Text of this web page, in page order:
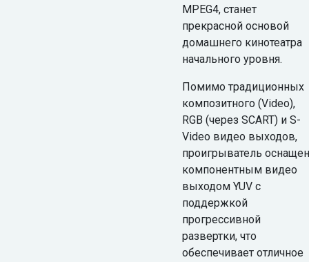
MPEG4, станет
прекрасной основой
домашнего кинотеатра
начального уровня.
Помимо традиционных
композитного (Video),
RGB (через SCART) и S-
Video видео выходов,
проигрыватель оснащен
компонентным видео
выходом YUV с
поддержкой
прогрессивной
развертки, что
обеспечивает отличное